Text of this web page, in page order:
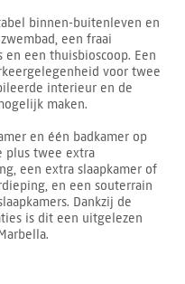
binnen-buitenleven en
een fraai
een thuisbioscoop. Een
voor twee
interieur en de
maken.
en één badkamer op
plus twee extra
een extra slaapkamer of
en een souterrain
Dankzij de
is dit een uitgelezen